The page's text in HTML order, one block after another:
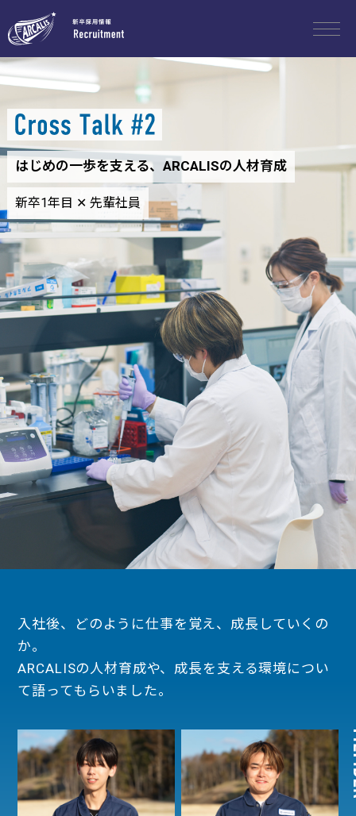
はじめの一歩を支える、ARCALISの人材育成
新卒1年目 ✕ 先輩社員
入社後、どのように仕事を覚え、成長していくの
か。
ARCALISの人材育成や、成長を支える環境につい
て語ってもらいました。